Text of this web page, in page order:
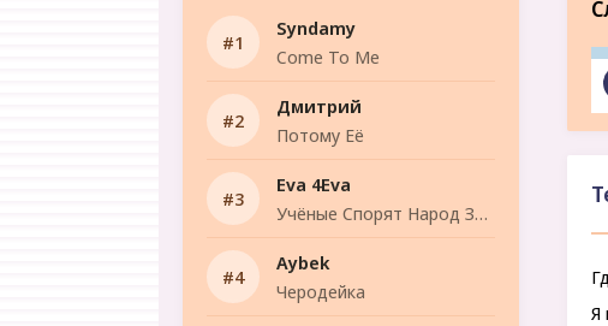
Syndamy
Come To Me
Дмитрий
Потому Её
Eva 4Eva
Учёные Спорят Народ Знает
Aybek
Черодейка
Я